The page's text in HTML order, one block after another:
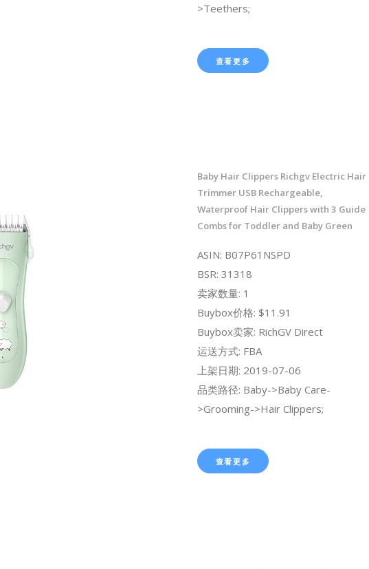
>Teethers;
查看更多
Baby Hair Clippers Richgv Electric Hair
Trimmer USB Rechargeable,
Waterproof Hair Clippers with 3 Guide
Combs for Toddler and Baby Green
ASIN: B07P61NSPD
BSR: 31318
卖家数量: 1
Buybox价格: $11.91
Buybox卖家: RichGV Direct
运送方式: FBA
上架日期: 2019-07-06
品类路径: Baby->Baby Care-
>Grooming->Hair Clippers;
查看更多